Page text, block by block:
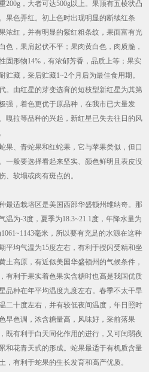
，大者可达500g以上。果顶有五棱状凸
果色弄红。初上色时出现明显的断续红条
浓红，并有明显的紫红粗条纹，果面富有光
色，果肩起伏不平；果肉黄白色，肉质脆，
固形物14%，有浓郁芳香，品质上等；果实
贮藏，采后贮藏1~2个月后为最佳食用期。
由红星的芽变选育的短枝型新红星为其第
强，着色更优于原品种，在我市已大量发
嘎拉等品种的兴起，新红星已失去往日的风
、青蛇果和红蛇果，它与苹果类似，但口
一般要选择看起来坚实、颜色鲜明且表皮没
、软塌或肉有斑点的。
适栽培区是美国西部华盛顿州维纳奇。那
温为-3度，夏季为18.3~21.1度，年降水量为
毫米，所以要有充足的水源在这种
平均气温为15度左右，有利于授闪受精和坐
土高原，有近似美国华盛顿州的气候条件，
有利于果实着色果实含糖时也高是我国优质
品种在年平均温度九度左右。春季不太干旱
二十度左右，并有较低夜间温度，年日照时
早色调，浓含糖量高，风味好，采前落果
既有利于白天同化作用的进行，又可闰弱夜
和花青天甙的形成。蛇果最适于有机质含量
有利于蛇果的生长发育和高产优质。